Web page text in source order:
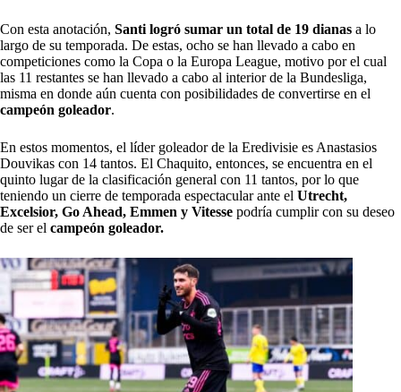
Con esta anotación, Santi logró sumar un total de 19 dianas a lo
largo de su temporada. De estas, ocho se han llevado a cabo en
competiciones como la Copa o la Europa League, motivo por el cual
las 11 restantes se han llevado a cabo al interior de la Bundesliga,
misma en donde aún cuenta con posibilidades de convertirse en el
campeón goleador.
En estos momentos, el líder goleador de la Eredivisie es Anastasios
Douvikas con 14 tantos. El Chaquito, entonces, se encuentra en el
quinto lugar de la clasificación general con 11 tantos, por lo que
teniendo un cierre de temporada espectacular ante el Utrecht,
Excelsior, Go Ahead, Emmen y Vitesse podría cumplir con su deseo
de ser el campeón goleador.